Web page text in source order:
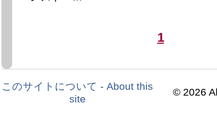
1
このサイトについて - About this
site
© 2026